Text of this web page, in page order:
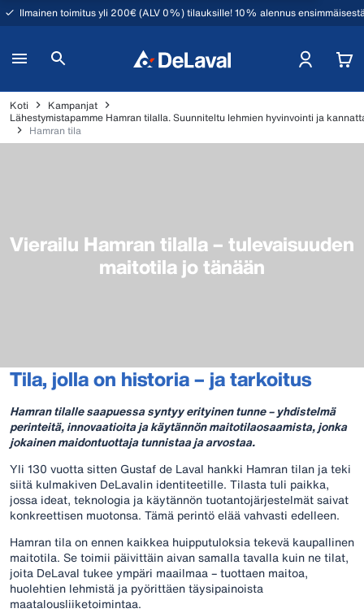
Ilmainen toimitus yli 200€ (ALV 0%) tilauksille! 10% alennus
Koti
Kampanjat
Lähestymistapamme Hamran tilalla. Suunniteltu lehmien hyvinvointi ja
Hamran tila
Vierailu Hamran tilalla – tulevaisuuden
maitotila jo tänään
Tila, jolla on historia – ja tarkoitus
Hamran tilalle saapuessa syntyy erityinen tunne – yhdistelmä
perinteitä, innovaatioita ja käytännön maitotilaosaamista, jonka
jokainen maidontuottaja tunnistaa ja arvostaa.
Yli 130 vuotta sitten Gustaf de Laval hankki Hamran tilan ja teki
siitä kulmakiven DeLavalin identiteetille. Tilasta tuli paikka,
jossa ideat, teknologia ja käytännön tuotantojärjestelmät saivat
konkreettisen muotonsa. Tämä perintö elää vahvasti edelleen.
Hamran tila on ennen kaikkea huipputuloksia tekevä kaupallinen
maitotila. Se toimii päivittäin aivan samalla tavalla kuin ne tilat,
joita DeLaval tukee ympäri maailmaa – tuottaen maitoa,
huolehtien lehmistä ja pyörittäen täysipainoista
maatalousliiketoimintaa.